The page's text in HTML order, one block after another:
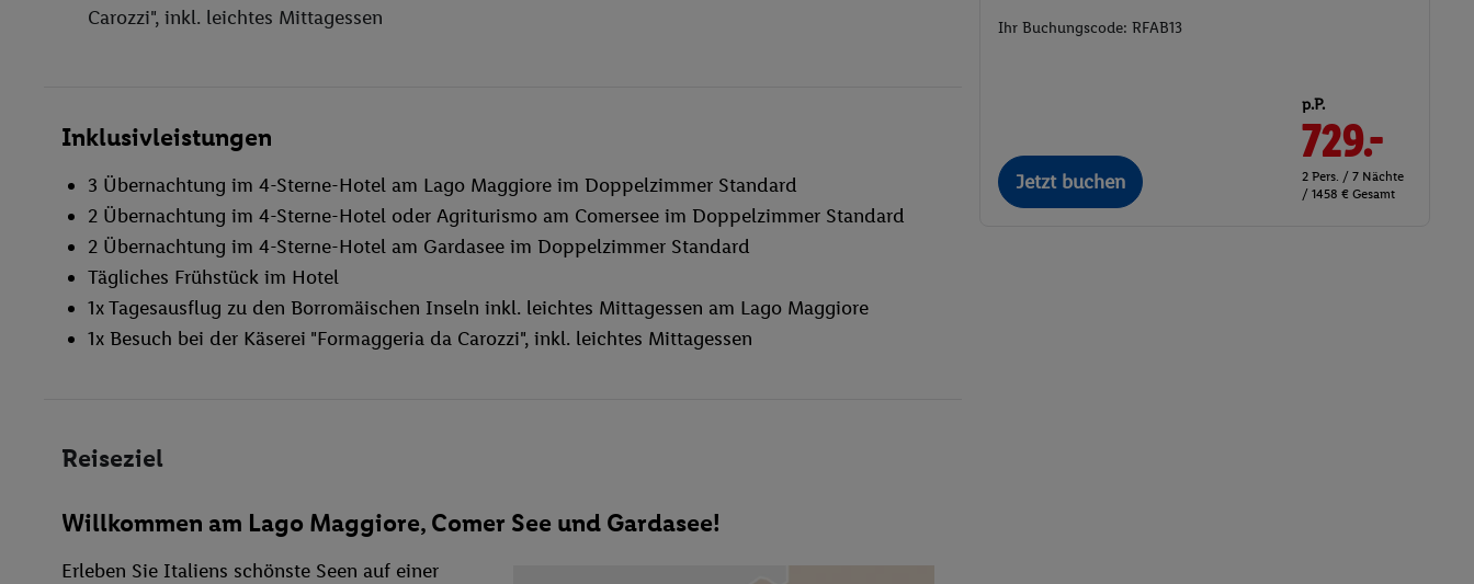
Carozzi", inkl. leichtes Mittagessen
Inklusivleistungen
3 Übernachtung im 4-Sterne-Hotel am Lago Maggiore im Doppelzimmer Standard
2 Übernachtung im 4-Sterne-Hotel oder Agriturismo am Comersee im Doppelzimmer Standard
2 Übernachtung im 4-Sterne-Hotel am Gardasee im Doppelzimmer Standard
Tägliches Frühstück im Hotel
1x Tagesausflug zu den Borromäischen Inseln inkl. leichtes Mittagessen am Lago Maggiore
1x Besuch bei der Käserei "Formaggeria da Carozzi", inkl. leichtes Mittagessen
Reiseziel
Willkommen am Lago Maggiore, Comer See und Gardasee!
Erleben Sie Italiens schönste Seen auf einer
Ihr Buchungscode:RFAB13
Jetzt buchen
p.P.
729.-
2 Pers. / 7 Nächte
/ 1458 € Gesamt